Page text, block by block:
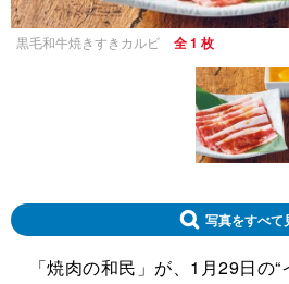
黒毛和牛焼きすきカルビ 全 1 枚
写真をすべて
「焼肉の和民」が、1月29日の“